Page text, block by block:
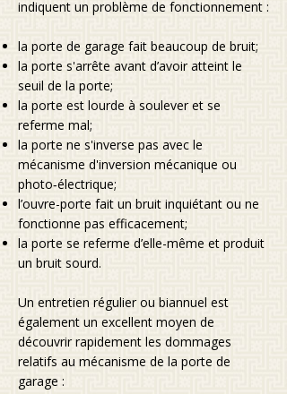
indiquent un problème de fonctionnement :
la porte de garage fait beaucoup de bruit;
la porte s'arrête avant d’avoir atteint le
seuil de la porte;
la porte est lourde à soulever et se
referme mal;
la porte ne s'inverse pas avec le
mécanisme d'inversion mécanique ou
photo‑électrique;
l’ouvre-porte fait un bruit inquiétant ou ne
fonctionne pas efficacement;
la porte se referme d’elle-même et produit
un bruit sourd.
Un entretien régulier ou biannuel est
également un excellent moyen de
découvrir rapidement les dommages
relatifs au mécanisme de la porte de
garage :